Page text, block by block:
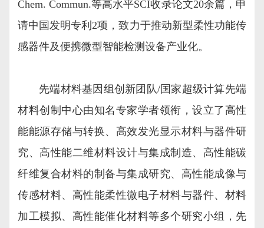
Chem. Commun.等高水平SCI收录论文20余篇，申
请中国发明专利2项，致力于推动新型柔性功能传
感器件及便携微型智能检测设备产业化。
先端材料基因组创新团队/国家超级计算先端
材料创制中心由知名专家学者领衔，设立了高性
能能源存储与转换、高效发光显示材料与器件研
究、高性能二维材料设计与集成制造、高性能碳
纤维复合材料的制备与集成研究、高性能成像与
传感材料、高性能柔性微电子材料与器件、材料
加工模拟、高性能催化材料等多个研究小组，先